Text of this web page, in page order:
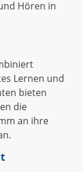
Hören in
Lernen und
bieten
die
an ihre